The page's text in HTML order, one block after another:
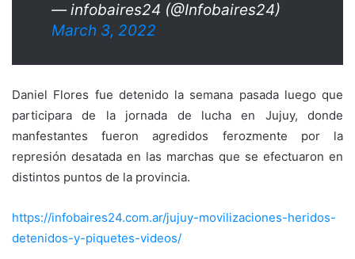
— infobaires24 (@Infobaires24)
March 3, 2022
Daniel Flores fue detenido la semana pasada luego que
participara de la jornada de lucha en Jujuy, donde
manfestantes fueron agredidos ferozmente por la
represión desatada en las marchas que se efectuaron en
distintos puntos de la provincia.
https://infobaires24.com.ar/jujuy-movilizaciones-heridos-
detenidos-y-piquetes-videos/